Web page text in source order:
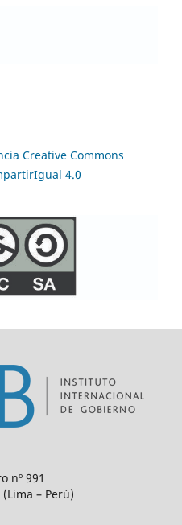
Creative Commons
4.0
nº 991
– Perú)